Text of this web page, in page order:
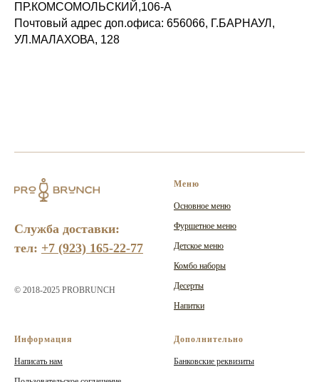
ПР.КОМСОМОЛЬСКИЙ,106-А
Почтовый адрес доп.офиса: 656066, Г.БАРНАУЛ,
УЛ.МАЛАХОВА, 128
Служба доставки:
тел: +7 (923) 165-22-77
© 2018-2025 PROBRUNCH
Меню
Основное меню
Фуршетное меню
Детское меню
Комбо наборы
Десерты
Напитки
Информация
Написать нам
Дополнительно
Банковские реквизиты